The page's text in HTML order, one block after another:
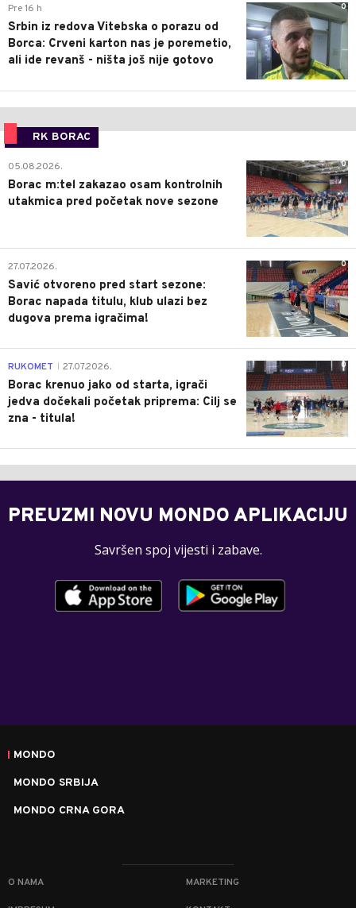
0
Pre 16 h
Srbin iz redova Vitebska o porazu od
Borca: Crveni karton nas je poremetio,
ali ide revanš - ništa još nije gotovo
RK BORAC
0
05.08.2026.
Borac m:tel zakazao osam kontrolnih
utakmica pred početak nove sezone
0
27.07.2026.
Savić otvoreno pred start sezone:
Borac napada titulu, klub ulazi bez
dugova prema igračima!
0
RUKOMET 27.07.2026.
Borac krenuo jako od starta, igrači
jedva dočekali početak priprema: Cilj se
zna - titula!
PREUZMI NOVU MONDO APLIKACIJU
Savršen spoj vijesti i zabave.
MONDO
MONDO SRBIJA
MONDO CRNA GORA
O NAMA MARKETING